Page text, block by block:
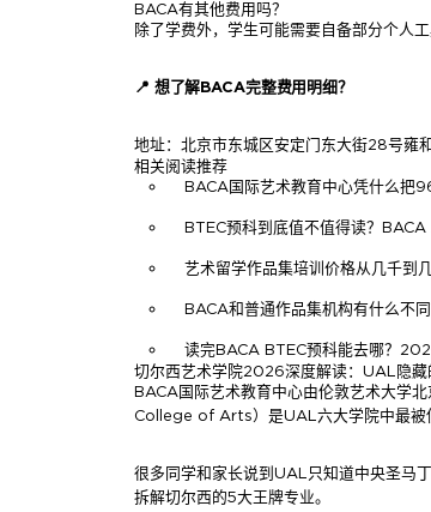
BACA有其他费用吗？
除了学费外，学生可能需要自备部分个人
📍 想了解BACA完整费用明细？
地址：北京市东城区安定门东大街28号雍
相关阅读推荐
BACA国际艺术教育中心凭什么把
BTEC预科到底值不值得读？
艺术留学作品集培训价格从几千到
BACA和普通作品集机构有什么不
读完BACA BTEC预科能去哪？
切尔西艺术学院2026深度解读：UAL隐
BACA国际艺术教育中心由伦敦艺术大学北
College of Arts）是UAL六大学院中最被
很多同学和家长说到UAL只知道中央圣马
拆解切尔西的5大王牌专业。